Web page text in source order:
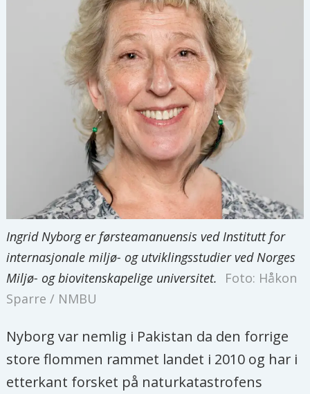
Ingrid Nyborg er førsteamanuensis ved Institutt for
internasjonale miljø- og utviklingsstudier ved Norges
Miljø- og biovitenskapelige universitet.
Foto: Håkon
Sparre / NMBU
Nyborg var nemlig i Pakistan da den forrige
store flommen rammet landet i 2010 og har i
etterkant forsket på naturkatastrofens